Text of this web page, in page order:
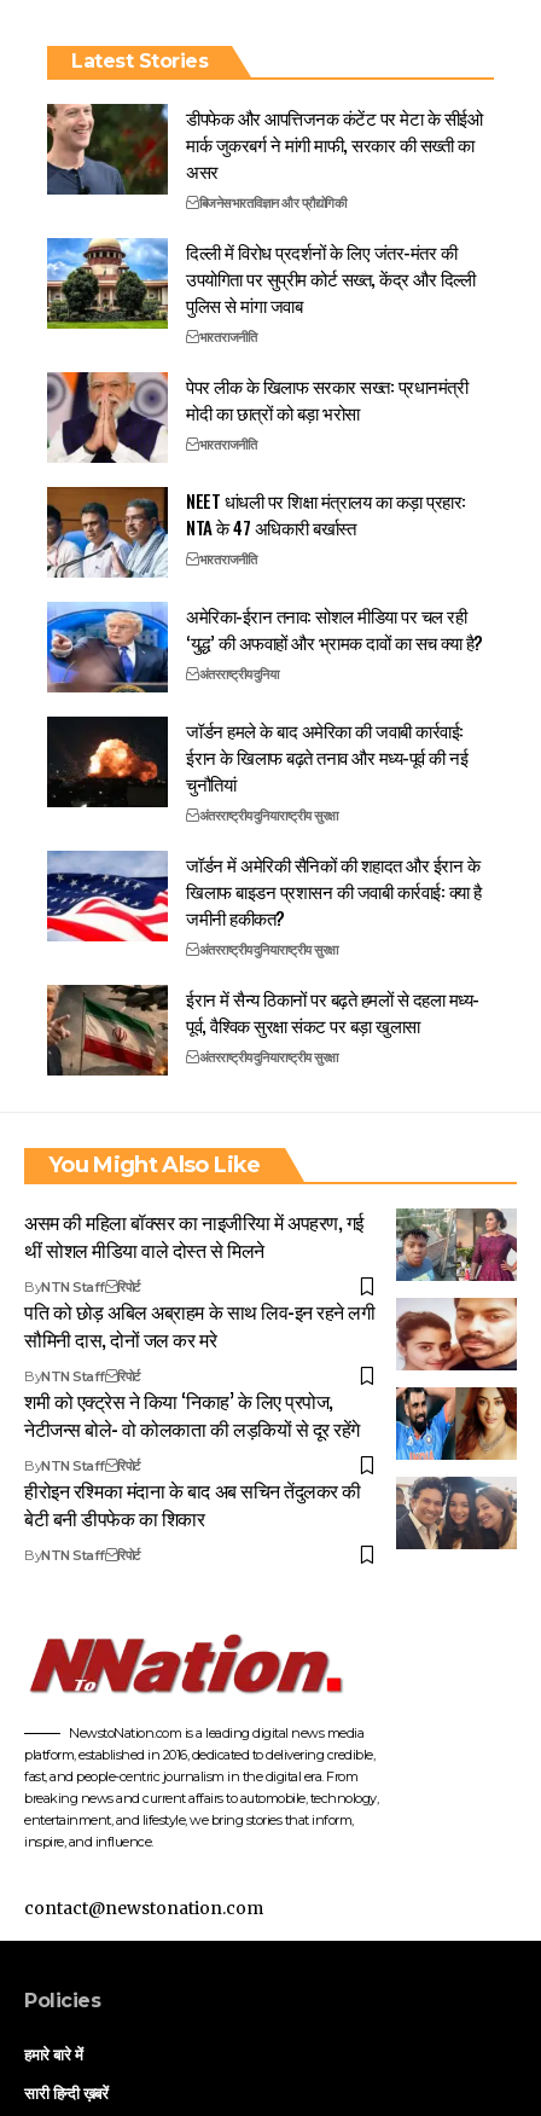
Latest Stories
डीपफेक और आपत्तिजनक कंटेंट पर मेटा के सीईओ
मार्क जुकरबर्ग ने मांगी माफी, सरकार की सख्ती का
असर
बिजनेसभारतविज्ञान और प्रौद्योगिकी
दिल्ली में विरोध प्रदर्शनों के लिए जंतर-मंतर की
उपयोगिता पर सुप्रीम कोर्ट सख्त, केंद्र और दिल्ली
पुलिस से मांगा जवाब
भारतराजनीति
पेपर लीक के खिलाफ सरकार सख्त: प्रधानमंत्री
मोदी का छात्रों को बड़ा भरोसा
भारतराजनीति
NEET धांधली पर शिक्षा मंत्रालय का कड़ा प्रहार:
NTA के 47 अधिकारी बर्खास्त
भारतराजनीति
अमेरिका-ईरान तनाव: सोशल मीडिया पर चल रही
‘युद्ध’ की अफवाहों और भ्रामक दावों का सच क्या है?
अंतरराष्ट्रीयदुनिया
जॉर्डन हमले के बाद अमेरिका की जवाबी कार्रवाई:
ईरान के खिलाफ बढ़ते तनाव और मध्य-पूर्व की नई
चुनौतियां
अंतरराष्ट्रीयदुनियाराष्ट्रीय सुरक्षा
जॉर्डन में अमेरिकी सैनिकों की शहादत और ईरान के
खिलाफ बाइडन प्रशासन की जवाबी कार्रवाई: क्या है
जमीनी हकीकत?
अंतरराष्ट्रीयदुनियाराष्ट्रीय सुरक्षा
ईरान में सैन्य ठिकानों पर बढ़ते हमलों से दहला मध्य-
पूर्व, वैश्विक सुरक्षा संकट पर बड़ा खुलासा
अंतरराष्ट्रीयदुनियाराष्ट्रीय सुरक्षा
You Might Also Like
असम की महिला बॉक्सर का नाइजीरिया में अपहरण, गई
थीं सोशल मीडिया वाले दोस्त से मिलने
ByNTN Staff रिपोर्ट
पति को छोड़ अबिल अब्राहम के साथ लिव-इन रहने लगी
सौमिनी दास, दोनों जल कर मरे
ByNTN Staff रिपोर्ट
शमी को एक्ट्रेस ने किया ‘निकाह’ के लिए प्रपोज,
नेटीजन्स बोले- वो कोलकाता की लड़कियों से दूर रहेंगे
ByNTN Staff रिपोर्ट
हीरोइन रश्मिका मंदाना के बाद अब सचिन तेंदुलकर की
बेटी बनी डीपफेक का शिकार
ByNTN Staff रिपोर्ट
NewstoNation.com is a leading digital news media
platform, established in 2016, dedicated to delivering credible,
fast, and people-centric journalism in the digital era. From
breaking news and current affairs to automobile, technology,
entertainment, and lifestyle, we bring stories that inform,
inspire, and influence.
contact@newstonation.com
Policies
हमारे बारे में
सारी हिन्दी ख़बरें